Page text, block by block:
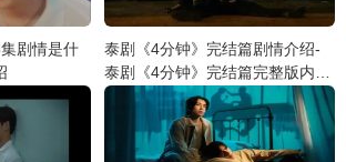
剧情是什
泰剧《4分钟》完结篇剧情介绍-
泰剧《4分钟》完结篇完整版内容
讲解